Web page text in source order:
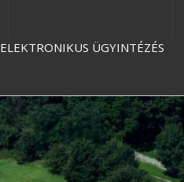
ELEKTRONIKUS ÜGYINTÉZÉS